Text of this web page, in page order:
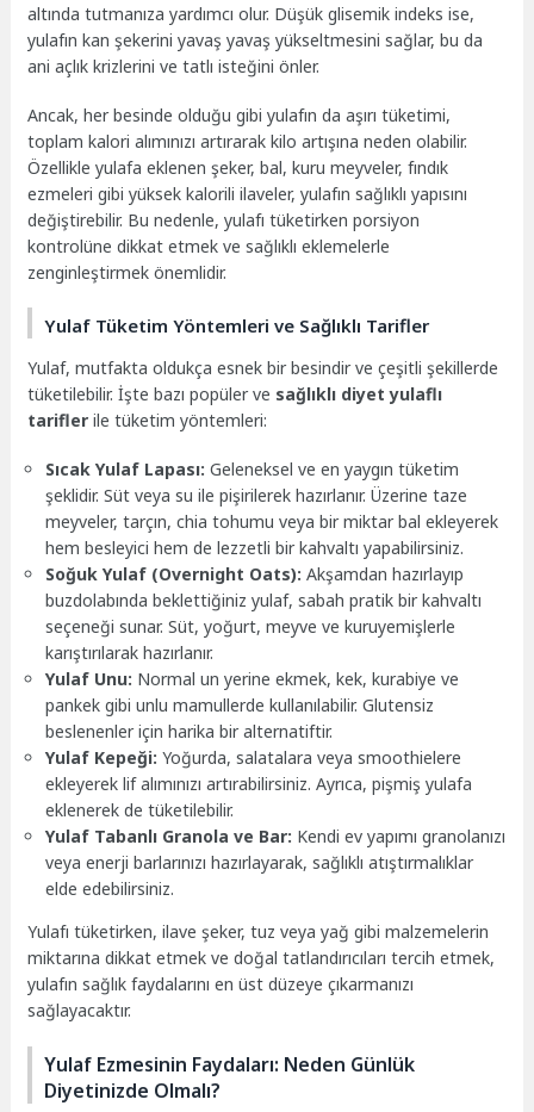
altında tutmanıza yardımcı olur. Düşük glisemik indeks ise,
yulafın kan şekerini yavaş yavaş yükseltmesini sağlar, bu da
ani açlık krizlerini ve tatlı isteğini önler.
Ancak, her besinde olduğu gibi yulafın da aşırı tüketimi,
toplam kalori alımınızı artırarak kilo artışına neden olabilir.
Özellikle yulafa eklenen şeker, bal, kuru meyveler, fındık
ezmeleri gibi yüksek kalorili ilaveler, yulafın sağlıklı yapısını
değiştirebilir. Bu nedenle, yulafı tüketirken porsiyon
kontrolüne dikkat etmek ve sağlıklı eklemelerle
zenginleştirmek önemlidir.
Yulaf Tüketim Yöntemleri ve Sağlıklı Tarifler
Yulaf, mutfakta oldukça esnek bir besindir ve çeşitli şekillerde
tüketilebilir. İşte bazı popüler ve sağlıklı diyet yulaflı
tarifler ile tüketim yöntemleri:
Sıcak Yulaf Lapası: Geleneksel ve en yaygın tüketim
şeklidir. Süt veya su ile pişirilerek hazırlanır. Üzerine taze
meyveler, tarçın, chia tohumu veya bir miktar bal ekleyerek
hem besleyici hem de lezzetli bir kahvaltı yapabilirsiniz.
Soğuk Yulaf (Overnight Oats): Akşamdan hazırlayıp
buzdolabında beklettiğiniz yulaf, sabah pratik bir kahvaltı
seçeneği sunar. Süt, yoğurt, meyve ve kuruyemişlerle
karıştırılarak hazırlanır.
Yulaf Unu: Normal un yerine ekmek, kek, kurabiye ve
pankek gibi unlu mamullerde kullanılabilir. Glutensiz
beslenenler için harika bir alternatiftir.
Yulaf Kepeği: Yoğurda, salatalara veya smoothielere
ekleyerek lif alımınızı artırabilirsiniz. Ayrıca, pişmiş yulafa
eklenerek de tüketilebilir.
Yulaf Tabanlı Granola ve Bar: Kendi ev yapımı granolanızı
veya enerji barlarınızı hazırlayarak, sağlıklı atıştırmalıklar
elde edebilirsiniz.
Yulafı tüketirken, ilave şeker, tuz veya yağ gibi malzemelerin
miktarına dikkat etmek ve doğal tatlandırıcıları tercih etmek,
yulafın sağlık faydalarını en üst düzeye çıkarmanızı
sağlayacaktır.
Yulaf Ezmesinin Faydaları: Neden Günlük
Diyetinizde Olmalı?